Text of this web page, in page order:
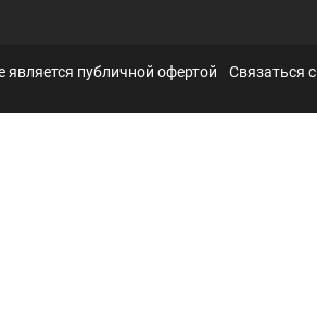
публичной офертой
Связаться с